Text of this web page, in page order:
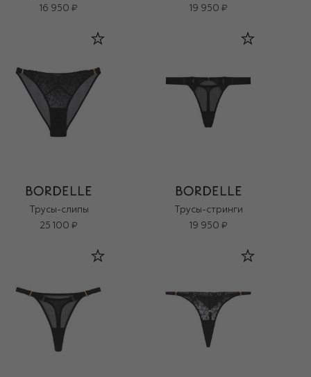
16 950 ₽
19 950 ₽
Трусы-слипы
25 100 ₽
Трусы-стринги
19 950 ₽